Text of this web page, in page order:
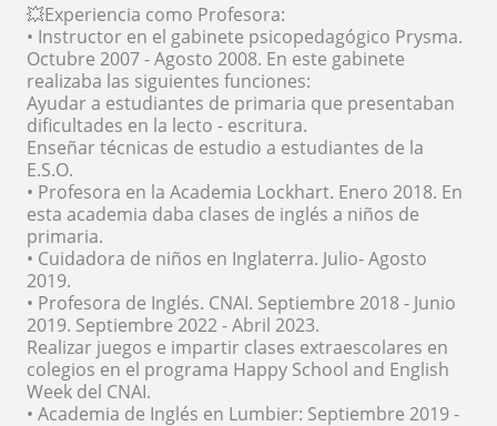
💥Experiencia como Profesora:
• Instructor en el gabinete psicopedagógico Prysma.
Octubre 2007 - Agosto 2008. En este gabinete
realizaba las siguientes funciones:
Ayudar a estudiantes de primaria que presentaban
dificultades en la lecto - escritura.
Enseñar técnicas de estudio a estudiantes de la
E.S.O.
• Profesora en la Academia Lockhart. Enero 2018. En
esta academia daba clases de inglés a niños de
primaria.
• Cuidadora de niños en Inglaterra. Julio- Agosto
2019.
• Profesora de Inglés. CNAI. Septiembre 2018 - Junio
2019. Septiembre 2022 - Abril 2023.
Realizar juegos e impartir clases extraescolares en
colegios en el programa Happy School and English
Week del CNAI.
• Academia de Inglés en Lumbier: Septiembre 2019 -